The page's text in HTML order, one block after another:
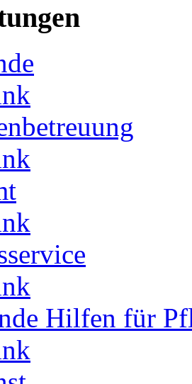
Hilfen für